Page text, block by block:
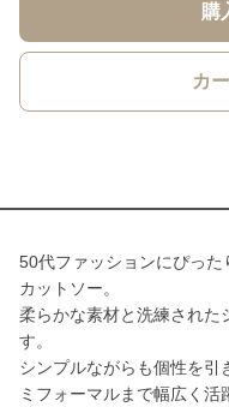
購
カ
50代ファッションにぴっ
カットソー。
柔らかな素材と洗練された
す。
シンプルながらも個性を引
ミフォーマルまで幅広く活